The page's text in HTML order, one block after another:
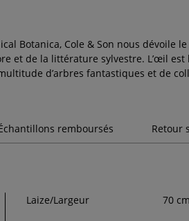
Botanica, Cole & Son nous dévoile
et de la littérature sylvestre. L’œil
d’arbres fantastiques et de
remboursés Retour
Laize/Largeur 70 cm